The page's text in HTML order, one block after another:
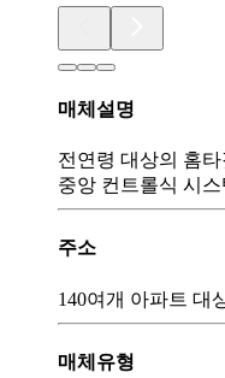
매체설명
전연령 대상의 홈
중앙 컨트롤식 시
주소
140여개 아파트 대
매체유형